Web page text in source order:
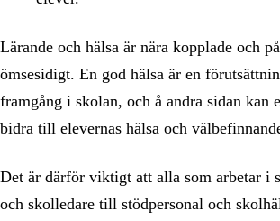
Lärande och hälsa är nära kopplade och
ömsesidigt. En god hälsa är en
framgång i skolan, och å andra sidan
bidra till elevernas hälsa och
Det är därför viktigt att alla som arbetar i
och skolledare till stödpersonal och